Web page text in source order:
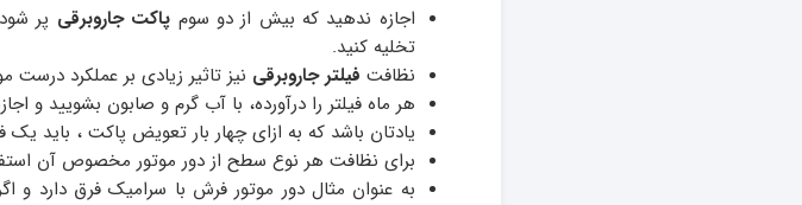
اجازه ندهید که بیش از دو سوم پاکت جاروبرقی پر
تخلیه کنید.
نظافت فیلتر جاروبرقی نیز تاثیر زیادی بر عملکرد درست
هر ماه فیلتر را درآورده، با آب گرم و صابون بشویید و
یادتان باشد که به ازای چهار بار تعویض پاکت ، باید یک
برای نظافت هر نوع سطح از دور موتور مخصوص آن
به عنوان مثال دور موتور فرش با سرامیک فرق دارد و